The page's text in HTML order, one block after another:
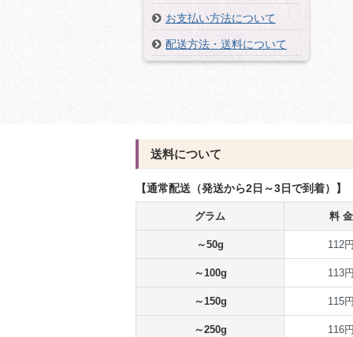
お支払い方法について
配送方法・送料について
送料について
【通常配送（発送から2日～3日で到着）】
グラム 料 金
～50g 112
～100g 113
～150g 115
～250g 116